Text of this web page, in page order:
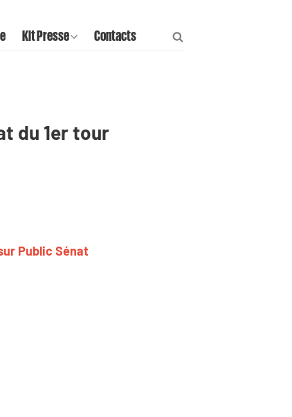
Kit Presse Contacts
du 1er tour
Public Sénat